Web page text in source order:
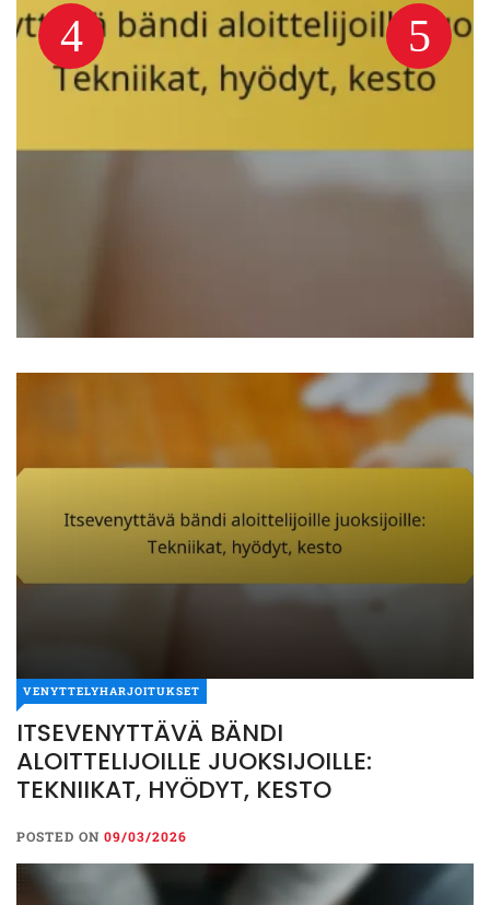
VENYTTELYHARJOITUKSET
ITSEVENYTTÄVÄ BÄNDI
ALOITTELIJOILLE
JUOKSIJOILLE: TEKNIIKAT,
HYÖDYT, KESTO
POSTED ON
VENYTTELYHARJOITUKSET
ITSEVENYTTÄVÄ BÄNDI
ALOITTELIJOILLE JUOKSIJOILLE:
TEKNIIKAT, HYÖDYT, KESTO
POSTED ON 09/03/2026